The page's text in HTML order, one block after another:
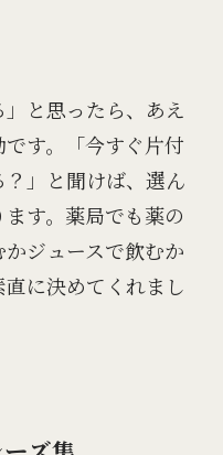
」と思ったら、あえ
す。「今すぐ片付
」と聞けば、選ん
す。薬局でも薬の
ジュースで飲むか
に決めてくれまし